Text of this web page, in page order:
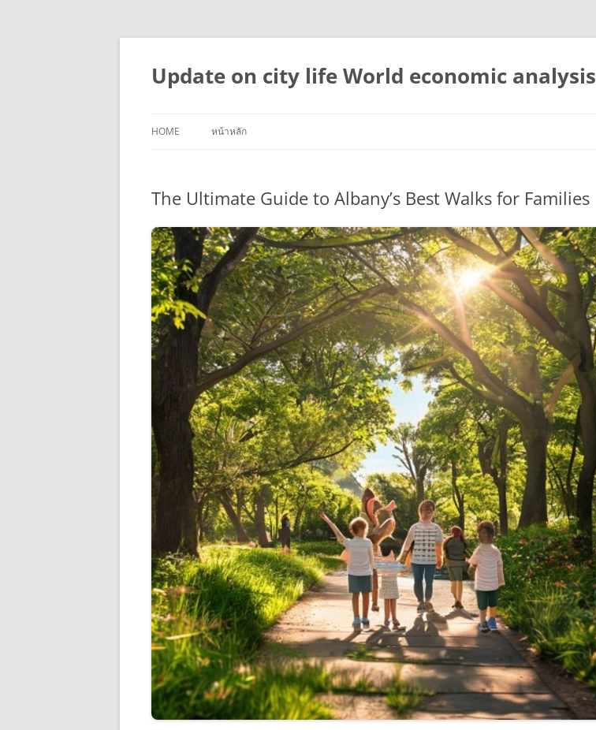
Skip
content
Update on city life World economic analysis
HOME หน้าหลัก
The Ultimate Guide to Albany’s Best Walks for Families